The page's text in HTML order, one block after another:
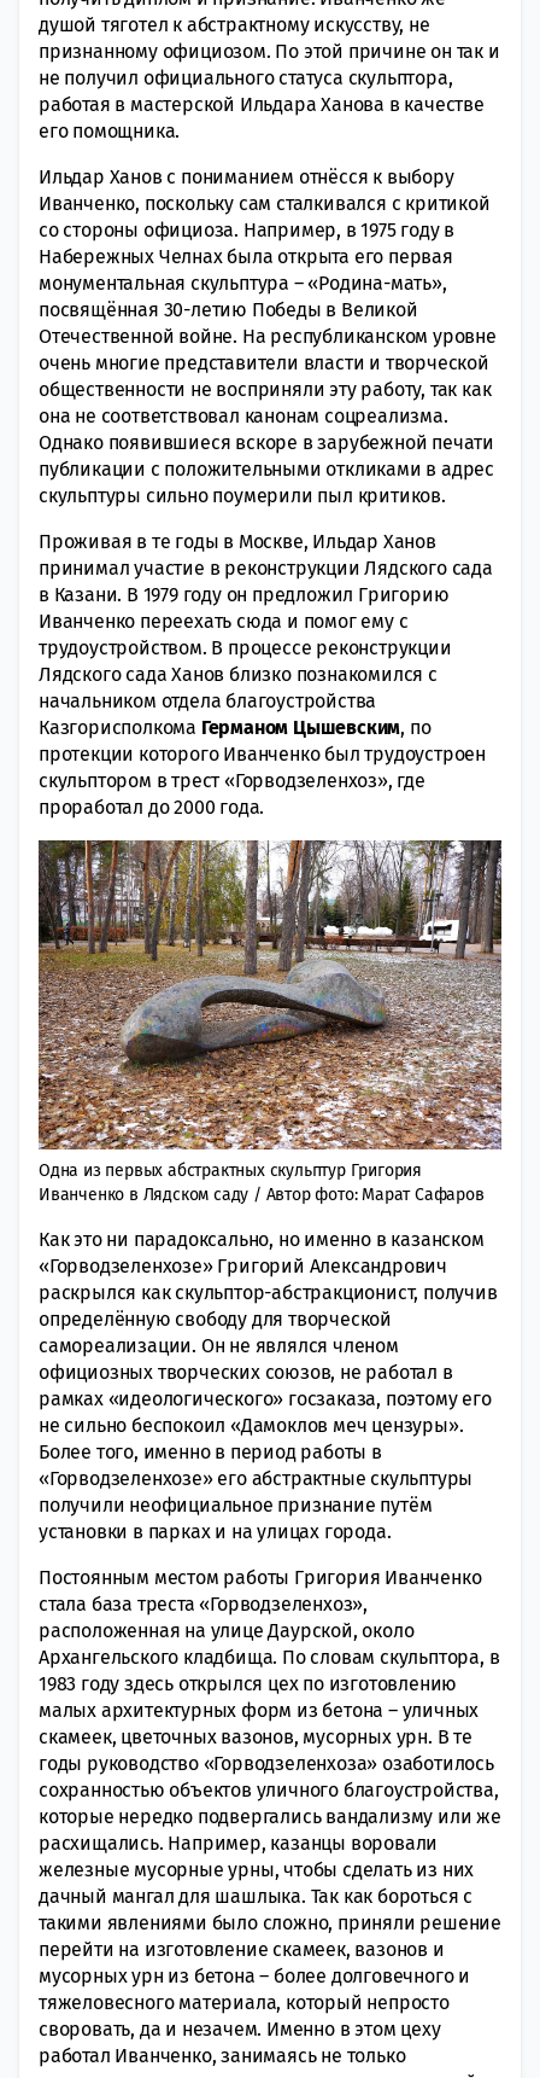
душой тяготел к абстрактному искусству, не
признанному официозом. По этой причине он так и
не получил официального статуса скульптора,
работая в мастерской Ильдара Ханова в качестве
его помощника.
Ильдар Ханов с пониманием отнёсся к выбору
Иванченко, поскольку сам сталкивался с критикой
со стороны официоза. Например, в 1975 году в
Набережных Челнах была открыта его первая
монументальная скульптура – «Родина-мать»,
посвящённая 30-летию Победы в Великой
Отечественной войне. На республиканском уровне
очень многие представители власти и творческой
общественности не восприняли эту работу, так как
она не соответствовал канонам соцреализма.
Однако появившиеся вскоре в зарубежной печати
публикации с положительными откликами в адрес
скульптуры сильно поумерили пыл критиков.
Проживая в те годы в Москве, Ильдар Ханов
принимал участие в реконструкции Лядского сада
в Казани. В 1979 году он предложил Григорию
Иванченко переехать сюда и помог ему с
трудоустройством. В процессе реконструкции
Лядского сада Ханов близко познакомился с
начальником отдела благоустройства
Казгорисполкома Германом Цышевским, по
протекции которого Иванченко был трудоустроен
скульптором в трест «Горводзеленхоз», где
проработал до 2000 года.
Одна из первых абстрактных скульптур Григория
Иванченко в Лядском саду / Автор фото: Марат Сафаров
Как это ни парадоксально, но именно в казанском
«Горводзеленхозе» Григорий Александрович
раскрылся как скульптор-абстракционист, получив
определённую свободу для творческой
самореализации. Он не являлся членом
официозных творческих союзов, не работал в
рамках «идеологического» госзаказа, поэтому его
не сильно беспокоил «Дамоклов меч цензуры».
Более того, именно в период работы в
«Горводзеленхозе» его абстрактные скульптуры
получили неофициальное признание путём
установки в парках и на улицах города.
Постоянным местом работы Григория Иванченко
стала база треста «Горводзеленхоз»,
расположенная на улице Даурской, около
Архангельского кладбища. По словам скульптора, в
1983 году здесь открылся цех по изготовлению
малых архитектурных форм из бетона – уличных
скамеек, цветочных вазонов, мусорных урн. В те
годы руководство «Горводзеленхоза» озаботилось
сохранностью объектов уличного благоустройства,
которые нередко подвергались вандализму или же
расхищались. Например, казанцы воровали
железные мусорные урны, чтобы сделать из них
дачный мангал для шашлыка. Так как бороться с
такими явлениями было сложно, приняли решение
перейти на изготовление скамеек, вазонов и
мусорных урн из бетона – более долговечного и
тяжеловесного материала, который непросто
своровать, да и незачем. Именно в этом цеху
работал Иванченко, занимаясь не только